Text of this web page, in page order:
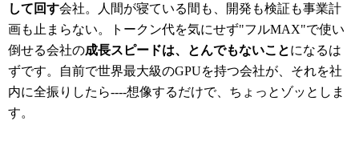
して回す会社。人間が寝ている間も、開発も検証も事業計
画も止まらない。トークン代を気にせず"フルMAX"で使い
倒せる会社の成長スピードは、とんでもないことになるは
ずです。自前で世界最大級のGPUを持つ会社が、それを社
内に全振りしたら----想像するだけで、ちょっとゾッとしま
す。